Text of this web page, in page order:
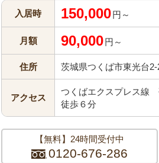
入居時 150,000円～
月額 90,000円～
住所 茨城県つくば市東光台2-
アクセス
つくばエクスプレス線
徒歩６分
【無料】24時間受付中
0120-676-286